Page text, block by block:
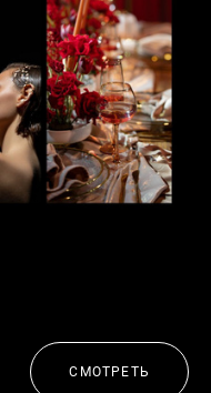
СМОТРЕТЬ